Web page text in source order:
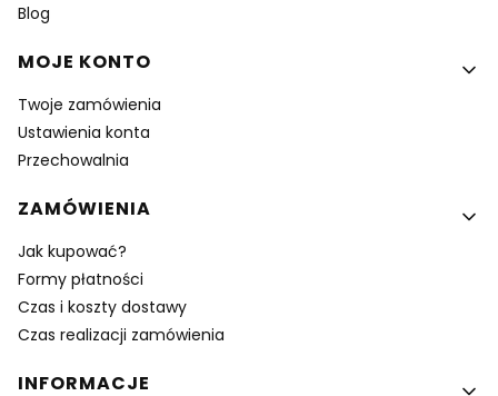
Blog
MOJE KONTO
Twoje zamówienia
Ustawienia konta
Przechowalnia
ZAMÓWIENIA
Jak kupować?
Formy płatności
Czas i koszty dostawy
Czas realizacji zamówienia
INFORMACJE